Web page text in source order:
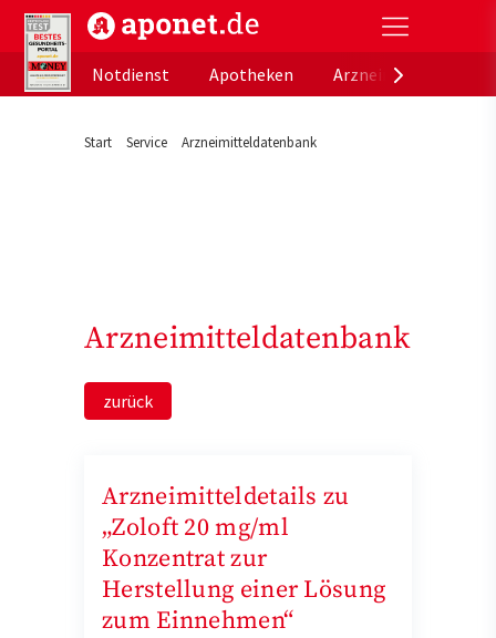
aponet.de - Das offizielle Gesundheitsportal der
Notdienst
Apotheken
Start Service Arzneimitteldatenbank
Arzneimitteldatenbank
zurück
Arzneimitteldetails zu
„Zoloft 20 mg/ml
Konzentrat zur
Herstellung einer Lösung
zum Einnehmen“